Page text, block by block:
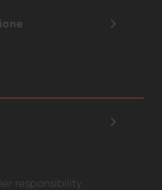
responsibility